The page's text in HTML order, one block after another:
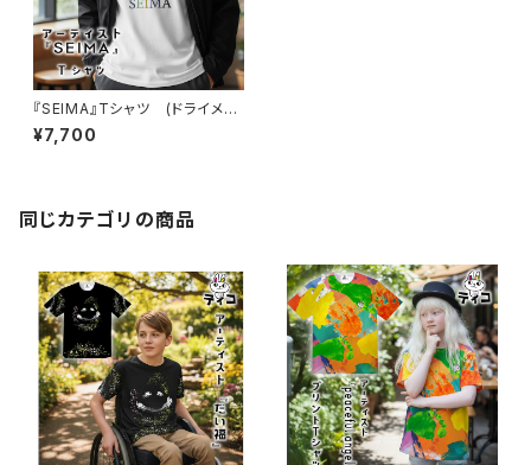
『SEIMA』Tシャツ (ドライメッ
シュ)
¥7,700
同じカテゴリの商品